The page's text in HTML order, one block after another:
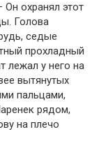
охранял этот
Голова
седые
прохладный
лежал у него на
вытянутых
пальцами,
рядом,
на плечо